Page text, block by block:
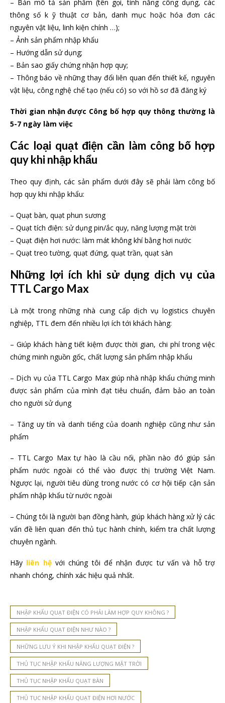
– Bản mô tả sản phẩm (tên gọi, tính năng công dụng, các
thông số k ỹ thuật cơ bản, danh mục hoặc hóa đơn các
nguyên vật liệu, linh kiện chính …);
– Ảnh sản phẩm nhập khẩu
– Hướng dẫn sử dụng;
– Bản sao giấy chứng nhận hợp quy;
– Thông báo về những thay đổi liên quan đến thiết kế, nguyên
vật liệu, công nghệ chế tạo (nếu có) so với hồ sơ đã đăng ký
Thời gian nhận được Công bố hợp quy thông thường là
5-7 ngày làm việc
Các loại quạt điện cần làm công bố hợp
quy khi nhập khẩu
Theo quy định, các sản phẩm dưới đây sẽ phải làm công bố
hợp quy khi nhập khẩu:
– Quạt bàn, quạt phun sương
– Quạt tích điện: sử dụng pin/ắc quy, năng lượng mặt trời
– Quạt điện hơi nước: làm mát không khí bằng hơi nước
– Quạt treo tường, quạt đứng, quạt trần, quạt sàn
Những lợi ích khi sử dụng dịch vụ của
TTL Cargo Max
Là một trong những nhà cung cấp dịch vụ logistics chuyên
nghiệp, TTL đem đến nhiều lợi ích tới khách hàng:
– Giúp khách hàng tiết kiệm được thời gian, chi phí trong việc
chứng minh nguồn gốc, chất lượng sản phẩm nhập khẩu
– Dịch vụ của TTL Cargo Max giúp nhà nhập khẩu chứng minh
được sản phẩm của mình đạt tiêu chuẩn, đảm bảo an toàn
cho người sử dụng
– Tăng uy tín và danh tiếng của doanh nghiệp cũng như sản
phẩm
– TTL Cargo Max tự hào là cầu nối, phần nào đó giúp sản
phẩm nước ngoài có thể vào được thị trường Việt Nam.
Ngược lại, người tiêu dùng trong nước có cơ hội tiếp cận sản
phẩm nhập khẩu từ nước ngoài
– Chúng tôi là người bạn đồng hành, giúp khách hàng xử lý các
vấn đề liên quan đến thủ tục hành chính, kiểm tra chất lượng
chuyên ngành.
Hãy liên hệvới chúng tôi để nhận được tư vấn và hỗ trợ
nhanh chóng, chính xác hiệu quả nhất.
NHẬP KHẨU QUẠT ĐIỆN CÓ PHẢI LÀM HỢP QUY KHÔNG ?
NHẬP KHẨU QUẠT ĐIỆN NHƯ NÀO ?
NHỮNG LƯU Ý KHI NHẬP KHẨU QUẠT ĐIỆN ?
THỦ TỤC NHẬP KHẨU NĂNG LƯỢNG MẶT TRỜI
THỦ TỤC NHẬP KHẨU QUẠT BÀN
THỦ TỤC NHẬP KHẨU QUẠT ĐIỆN HƠI NƯỚC